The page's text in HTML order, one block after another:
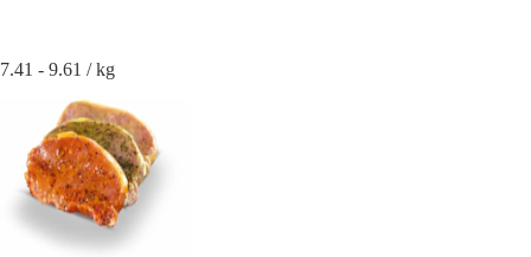
7.41 - 9.61 / kg